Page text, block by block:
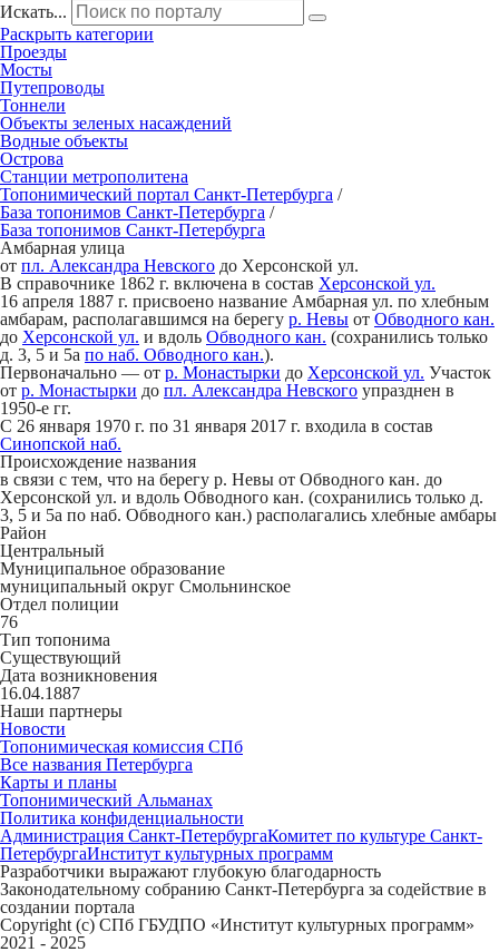
Искать...
Раскрыть категории
Проезды
Мосты
Путепроводы
Тоннели
Объекты зеленых насаждений
Водные объекты
Острова
Станции метрополитена
Топонимический портал Санкт-Петербурга /
База топонимов Санкт-Петербурга /
База топонимов Санкт-Петербурга
Амбарная улица
от пл. Александра Невского до Херсонской ул.
В справочнике 1862 г. включена в состав Херсонской ул.
16 апреля 1887 г. присвоено название Амбарная ул. по хлебным
амбарам, располагавшимся на берегу р. Невы от Обводного кан.
до Херсонской ул. и вдоль Обводного кан. (сохранились только
д. 3, 5 и 5а по наб. Обводного кан.).
Первоначально — от р. Монастырки до Херсонской ул. Участок
от р. Монастырки до пл. Александра Невского упразднен в
1950-е гг.
С 26 января 1970 г. по 31 января 2017 г. входила в состав
Синопской наб.
Происхождение названия
в связи с тем, что на берегу р. Невы от Обводного кан. до
Херсонской ул. и вдоль Обводного кан. (сохранились только д.
3, 5 и 5а по наб. Обводного кан.) располагались хлебные амбары
Район
Центральный
Муниципальное образование
муниципальный округ Смольнинское
Отдел полиции
76
Тип топонима
Существующий
Дата возникновения
16.04.1887
Наши партнеры
Новости
Топонимическая комиссия СПб
Все названия Петербурга
Карты и планы
Топонимический Альманах
Политика конфиденциальности
Администрация Санкт-ПетербургаКомитет по культуре Санкт-
ПетербургаИнститут культурных программ
Разработчики выражают глубокую благодарность
Законодательному собранию Санкт-Петербурга за содействие в
создании портала
Copyright (c) СПб ГБУДПО «Институт культурных программ»
2021 - 2025